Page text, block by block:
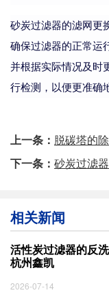
砂炭过滤器的滤网更
确保过滤器的正常运
并根据实际情况及时
行检测，以便更准确
上一条： 脱碳塔的
下一条： 砂炭过滤
相关新闻
活性炭过滤器的反
杭州鑫凯
2026-07-14